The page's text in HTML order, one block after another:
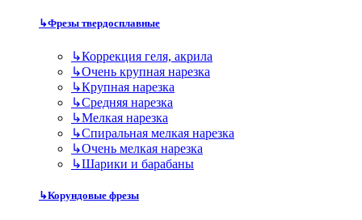
↳Фрезы твердосплавные
↳Коррекция геля, акрила
↳Очень крупная нарезка
↳Крупная нарезка
↳Средняя нарезка
↳Мелкая нарезка
↳Спиральная мелкая нарезка
↳Очень мелкая нарезка
↳Шарики и барабаны
↳Корундовые фрезы